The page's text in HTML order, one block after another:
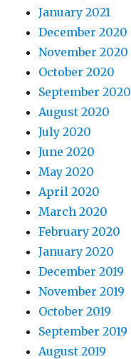
January 2021
December 2020
November 2020
October 2020
September 2020
August 2020
July 2020
June 2020
May 2020
April 2020
March 2020
February 2020
January 2020
December 2019
November 2019
October 2019
September 2019
August 2019